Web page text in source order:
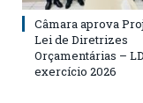
Câmara aprova
Lei de Diretrizes
Orçamentárias –
exercício 2026